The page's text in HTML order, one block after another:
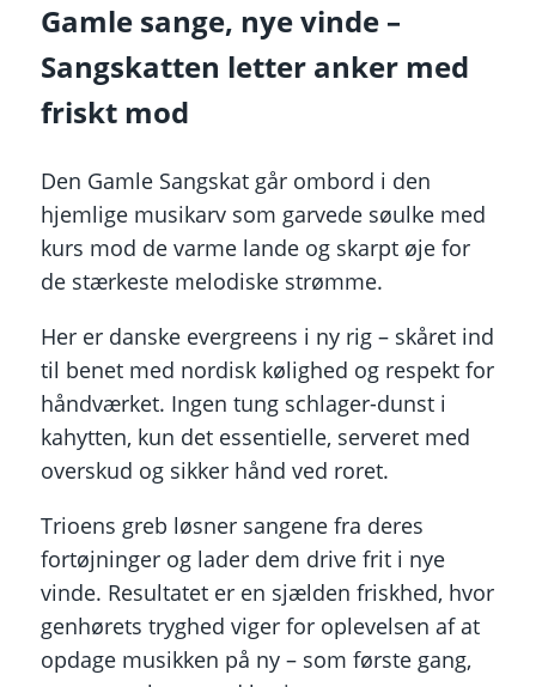
Gamle sange, nye vinde –
Sangskatten letter anker med
friskt mod
Den Gamle Sangskat går ombord i den
hjemlige musikarv som garvede søulke med
kurs mod de varme lande og skarpt øje for
de stærkeste melodiske strømme.
Her er danske evergreens i ny rig – skåret ind
til benet med nordisk kølighed og respekt for
håndværket. Ingen tung schlager-dunst i
kahytten, kun det essentielle, serveret med
overskud og sikker hånd ved roret.
Trioens greb løsner sangene fra deres
fortøjninger og lader dem drive frit i nye
vinde. Resultatet er en sjælden friskhed, hvor
genhørets tryghed viger for oplevelsen af at
opdage musikken på ny – som første gang,